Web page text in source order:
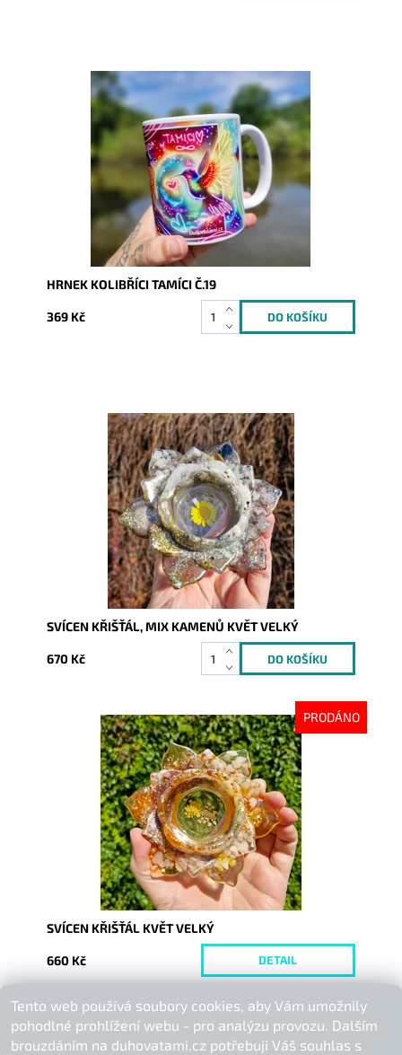
Dostupnost:
Skladem
9366
HRNEK KOLIBŘÍCI TAMÍCI Č.19
369 Kč
Dostupnost:
Skladem
9991
SVÍCEN KŘIŠŤÁL, MIX KAMENŮ KVĚT VELKÝ
670 Kč
PRODÁNO
Dostupnost:
Vyprodáno
10306
SVÍCEN KŘIŠŤÁL KVĚT VELKÝ
660 Kč DETAIL
Buďte první, kdo napíše příspěvek k této položce.
Přidat komentář
Tento web používá soubory cookies, aby Vám umožnily
pohodlné prohlížení webu - pro analýzu provozu. Dalším
brouzdáním na duhovatami.cz potřebuji Váš souhlas s